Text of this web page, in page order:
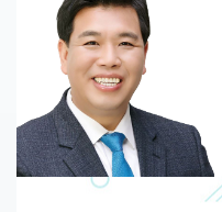
방
송
의